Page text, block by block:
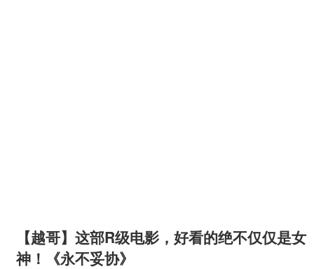
【越哥】这部R级电影，好看的绝不仅仅是女
神！《永不妥协》